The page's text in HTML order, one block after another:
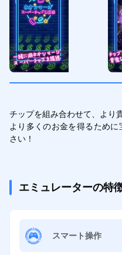
チップを組み合わせて、より
より多くのお金を得るため
さい！
エミュレーターの特
スマート操作